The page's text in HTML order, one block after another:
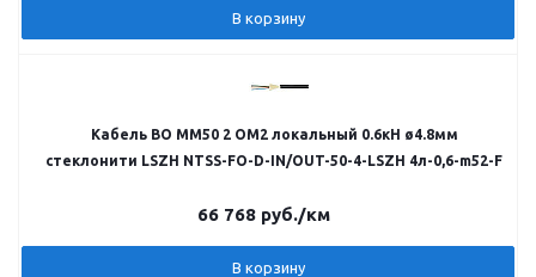
В корзину
Кабель ВО MM50 2 OM2 локальный 0.6кН ø4.8мм
стеклонити LSZH NTSS-FO-D-IN/OUT-50-4-LSZH 4л-0,6-m52-F
66 768 руб./км
В корзину